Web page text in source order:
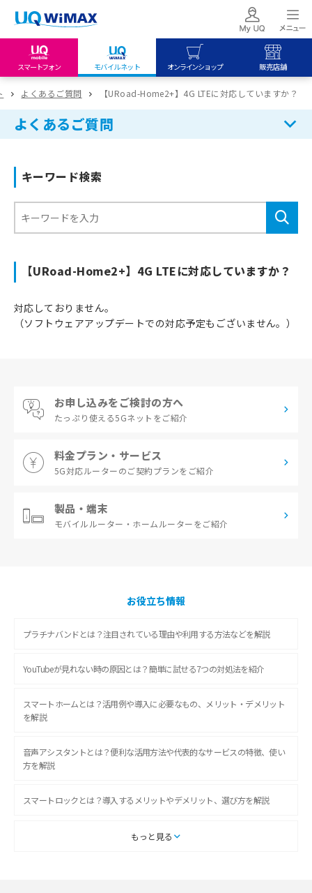
スマートフォン モバイルネット オンラインショップ 販売店舗
my UQ WiMAX
UQ WiMAX ご契約の方
My UQ mobile
UQ mobile
UQ mobile
オンラインショップ
UQ WiMAX
UQ mobile
販売店舗
UQ WiMAX
よくあるご質問 【URoad-Home2+】4G LTEに対応していますか？
よくあるご質問
キーワード検索
【URoad-Home2+】4G LTEに対応していますか？
対応しておりません。
（ソフトウェアアップデートでの対応予定もございません。）
お申し込みをご検討の方へ
たっぷり使える5Gネットをご紹介
料金プラン・サービス
5G対応ルーターのご契約プランをご紹介
製品・端末
モバイルルーター・ ホームルーターをご紹介
お役立ち情報
プラチナバンドとは？注目されている理由や利用する方法などを解説
YouTubeが見れない時の原因とは？簡単に試せる7つの対処法を紹介
スマートホームとは？活用例や導入に必要なもの、メリット・デメリット
を解説
音声アシスタントとは？便利な活用方法や代表的なサービスの特徴、使い
方を解説
スマートロックとは？導入するメリットやデメリット、選び方を解説
スマートテレビとは？特徴や選び方、使い方をわかりやすく解説
もっと見る